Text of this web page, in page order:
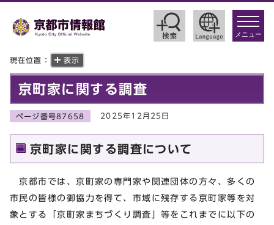
toggle
メニュー
現在位置： 表示
京町家に関する調査
ページ番号87658 2025年12月25日
京町家に関する調査について
京都市では、京町家の専門家や関連団体の方々、多くの
市民の皆様の御協力を得て、市域に残存する京町家等を対
象とする「京町家まちづくり調査」等をこれまでに以下の